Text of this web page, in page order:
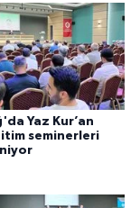
Yaz Kur’an
seminerleri